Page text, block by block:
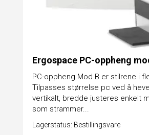
Ergospace PC-oppheng
PC-oppheng Mod B er stilrene i
Tilpasses størrelse pc ved å
vertikalt, bredde justeres enkelt
som strammer...
Lagerstatus: Bestillingsvare